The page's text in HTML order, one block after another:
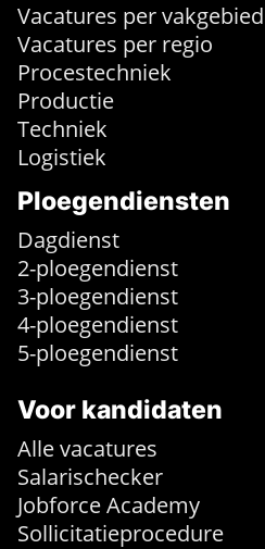
Vacatures per vakgebied
Vacatures per regio
Procestechniek
Productie
Techniek
Logistiek
Ploegendiensten
Dagdienst
2-ploegendienst
3-ploegendienst
4-ploegendienst
5-ploegendienst
Voor kandidaten
Alle vacatures
Salarischecker
Jobforce Academy
Sollicitatieprocedure